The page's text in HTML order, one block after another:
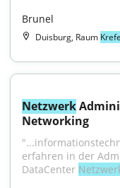
Brunel
Duisburg, Raum
Netzwerk
Networking
erfahren in der
DataCenter